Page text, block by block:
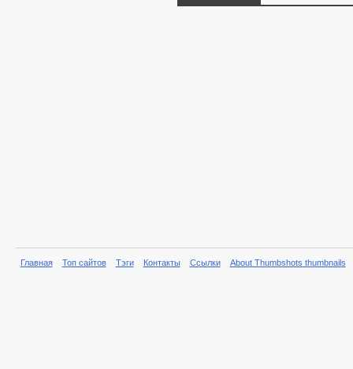
Главная Топ сайтов Тэги Контакты Ссылки About Thumbshots thumbnails